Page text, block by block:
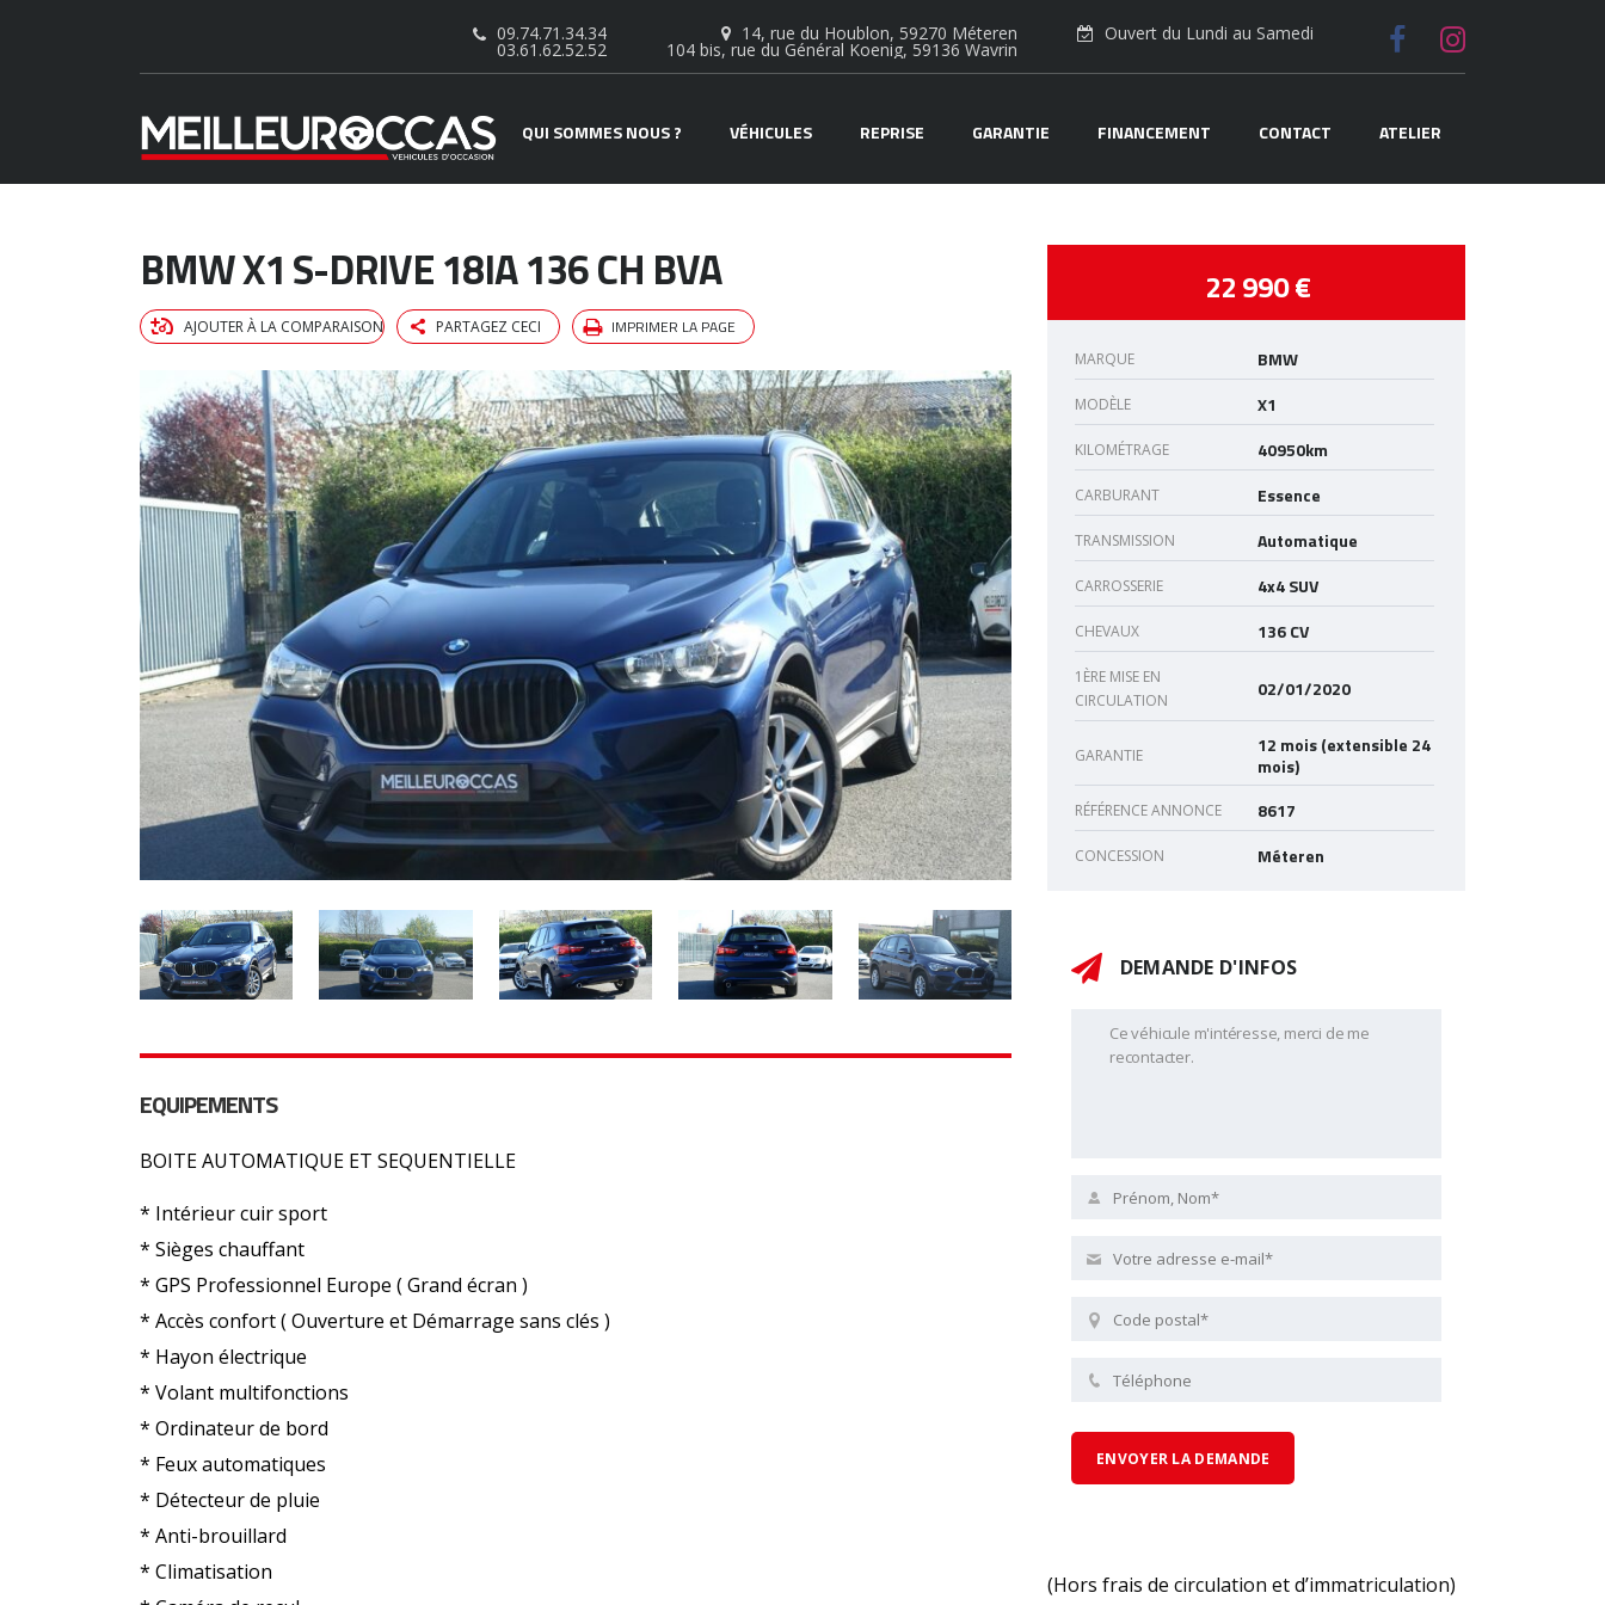
Ouvert du Lundi au Samedi
14, rue du Houblon, 59270 Méteren
104 bis, rue du Général Koenig, 59136 Wavrin
09.74.71.34.34
03.61.62.52.52
QUI SOMMES NOUS ? VÉHICULES REPRISE GARANTIE FINANCEMENT CONTACT ATELIER
BMW X1 S-DRIVE 18IA 136 CH BVA
AJOUTER À LA COMPARAISON PARTAGEZ CECI IMPRIMER LA PAGE
EQUIPEMENTS
BOITE AUTOMATIQUE ET SEQUENTIELLE
* Intérieur cuir sport
* Sièges chauffant
* GPS Professionnel Europe ( Grand écran )
* Accès confort ( Ouverture et Démarrage sans clés )
* Hayon électrique
* Volant multifonctions
* Ordinateur de bord
* Feux automatiques
* Détecteur de pluie
* Anti-brouillard
* Climatisation
22 990 €
MARQUE BMW
MODÈLE X1
KILOMÉTRAGE 40950km
CARBURANT Essence
TRANSMISSION Automatique
CARROSSERIE 4x4 SUV
CHEVAUX 136 CV
1ÈRE MISE EN
CIRCULATION
02/01/2020
GARANTIE
12 mois (extensible 24
mois)
RÉFÉRENCE ANNONCE 8617
CONCESSION Méteren
DEMANDE D'INFOS
(Hors frais de circulation et d’immatriculation)